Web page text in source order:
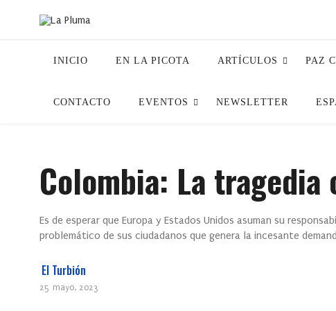
INICIO EN LA PICOTA ARTÍCULOS PAZ
CONTACTO EVENTOS NEWSLETTER
Colombia: La
Es de esperar que Europa y Estados Unidos asuman su
problemático de sus ciudadanos que genera la incesante
El Turbión
25 mayo, 2023